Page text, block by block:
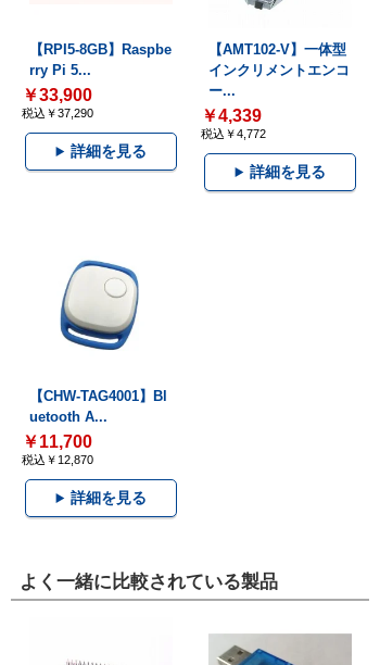
【RPI5-8GB】Raspbe
rry Pi 5...
￥33,900
税込￥37,290
詳細を見る
【AMT102-V】一体型
インクリメントエンコ
ー...
￥4,339
税込￥4,772
詳細を見る
【CHW-TAG4001】Bl
uetooth A...
￥11,700
税込￥12,870
詳細を見る
よく一緒に比較されている製品